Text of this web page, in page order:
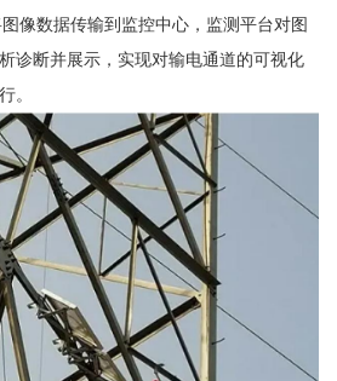
像数据传输到监控中心，监测平台对图
诊断并展示，实现对输电通道的可视化
。